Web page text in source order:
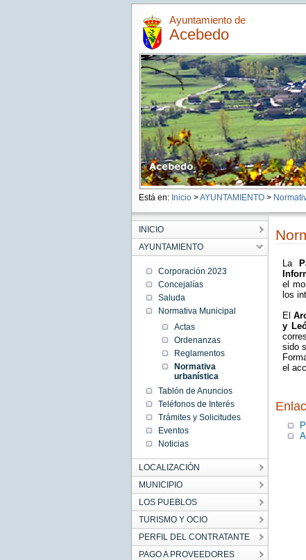
Ayuntamiento de
Acebedo
Está en: Inicio >AYUNTAMIENTO>
INICIO
AYUNTAMIENTO
Corporación 2023
Concejalías
Saluda
Normativa Municipal
Actas
Ordenanzas
Reglamentos
Normativa
urbanística
Tablón de Anuncios
Teléfonos de Interés
Trámites y Solicitudes
Eventos
Noticias
LOCALIZACIÓN
MUNICIPIO
LOS PUEBLOS
TURISMO Y OCIO
PERFIL DEL CONTRATANTE
PAGO A PROVEEDORES
La
el
los
El
y
sido
el